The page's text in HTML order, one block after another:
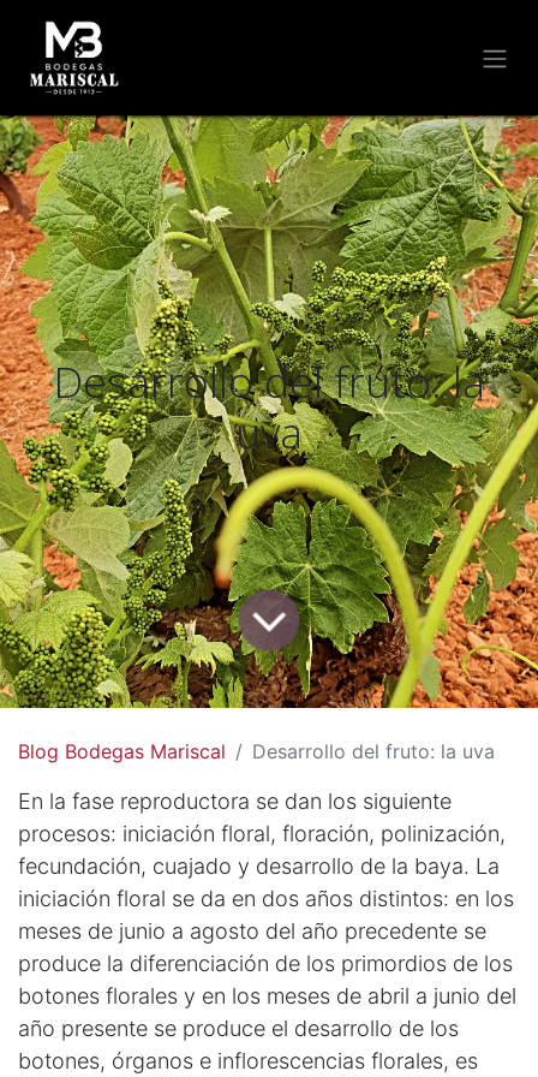
Desarrollo del fruto: la
uva
Blog Bodegas Mariscal Desarrollo del fruto: la uva
En la fase reproductora se dan los siguiente
procesos: iniciación floral, floración, polinización,
fecundación, cuajado y desarrollo de la baya. La
iniciación floral se da en dos años distintos: en los
meses de junio a agosto del año precedente se
produce la diferenciación de los primordios de los
botones florales y en los meses de abril a junio del
año presente se produce el desarrollo de los
botones, órganos e inflorescencias florales, es